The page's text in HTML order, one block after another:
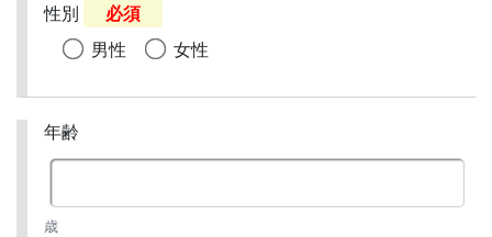
性別
必須
男性
女性
年齢
歳